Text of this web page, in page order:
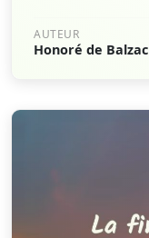
AUTEUR
Honoré de Balzac